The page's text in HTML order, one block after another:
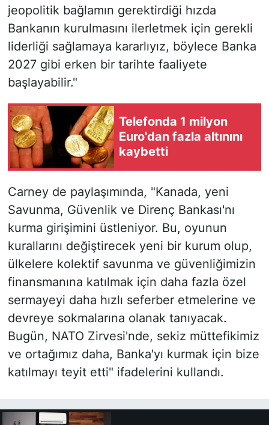
jeopolitik bağlamın gerektirdiği hızda
Bankanın kurulmasını ilerletmek için gerekli
liderliği sağlamaya kararlıyız, böylece Banka
2027 gibi erken bir tarihte faaliyete
başlayabilir."
Telefonda 1 milyon
Euro'dan fazla altınını
kaybetti
Carney de paylaşımında, "Kanada, yeni
Savunma, Güvenlik ve Direnç Bankası'nı
kurma girişimini üstleniyor. Bu, oyunun
kurallarını değiştirecek yeni bir kurum olup,
ülkelere kolektif savunma ve güvenliğimizin
finansmanına katılmak için daha fazla özel
sermayeyi daha hızlı seferber etmelerine ve
devreye sokmalarına olanak tanıyacak.
Bugün, NATO Zirvesi'nde, sekiz müttefikimiz
ve ortağımız daha, Banka'yı kurmak için bize
katılmayı teyit etti" ifadelerini kullandı.